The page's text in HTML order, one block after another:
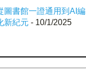
圖書館一證通用到AI編
新紀元 - 10/1/2025